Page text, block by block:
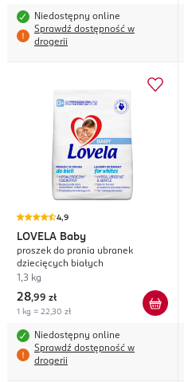
Niedostępny online
Sprawdź dostępność w
drogerii
4,9
LOVELA Baby
proszek do prania ubranek
dziecięcych białych
1,3 kg
28,99 zł
1 kg = 22,30 zł
Niedostępny online
Sprawdź dostępność w
drogerii